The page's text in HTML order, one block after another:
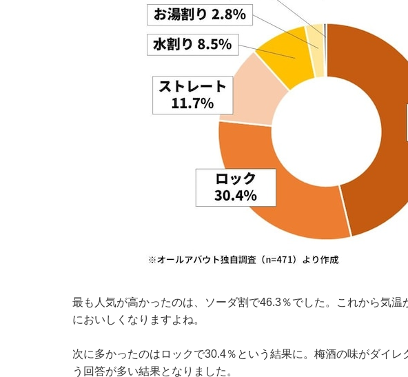
最も人気が高かったのは、ソーダ割で46.3％でした。これから気温
においしくなりますよね。
次に多かったのはロックで30.4％という結果に。梅酒の味がダイ
う回答が多い結果となりました。